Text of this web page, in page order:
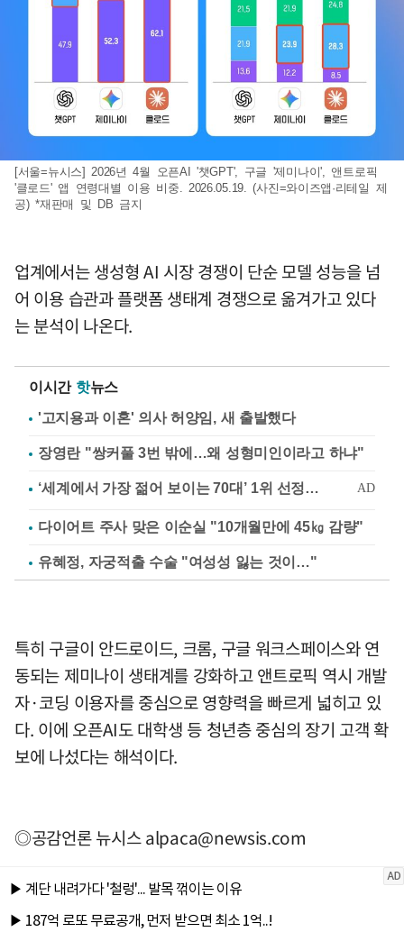
[서울=뉴시스] 2026년 4월 오픈AI '챗GPT', 구글 '제미나이', 앤트로픽
'클로드' 앱 연령대별 이용 비중. 2026.05.19. (사진=와이즈앱·리테일 제
공) *재판매 및 DB 금지
업계에서는 생성형 AI 시장 경쟁이 단순 모델 성능을 넘
어 이용 습관과 플랫폼 생태계 경쟁으로 옮겨가고 있다
는 분석이 나온다.
이시간 핫뉴스
'고지용과 이혼' 의사 허양임, 새 출발했다
장영란 "쌍커풀 3번 밖에…왜 성형미인이라고 하냐"
다이어트 주사 맞은 이순실 "10개월만에 45㎏ 감량"
유혜정, 자궁적출 수술 "여성성 잃는 것이…"
특히 구글이 안드로이드, 크롬, 구글 워크스페이스와 연
동되는 제미나이 생태계를 강화하고 앤트로픽 역시 개발
자·코딩 이용자를 중심으로 영향력을 빠르게 넓히고 있
다. 이에 오픈AI도 대학생 등 청년층 중심의 장기 고객 확
보에 나섰다는 해석이다.
◎공감언론 뉴시스alpaca@newsis.com